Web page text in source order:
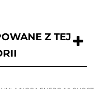
Z TEJ